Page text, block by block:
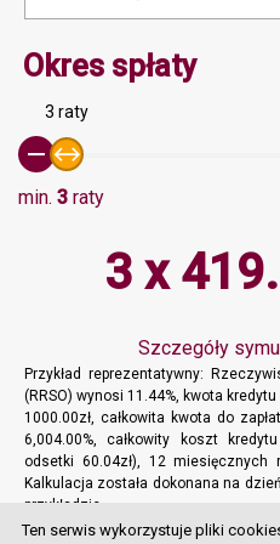
Okres spłaty
3 raty
min. 3 raty
3 x
Szczegóły
Przykład reprezentatywny:
(RRSO) wynosi 11.44%, kwota
1000.00zł, całkowita kwota do
6,004.00%, całkowity koszt
odsetki 60.04zł), 12 miesięcznych
Kalkulacja została dokonana na
przykładzie.
Ten serwis wykorzystuje pliki